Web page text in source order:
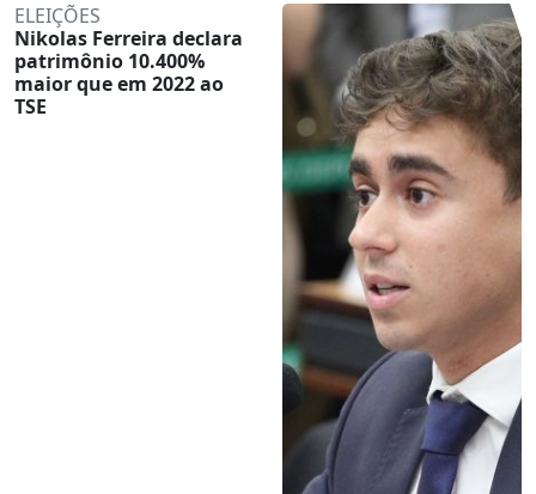
ELEIÇÕES
Nikolas Ferreira declara
patrimônio 10.400%
maior que em 2022 ao
TSE